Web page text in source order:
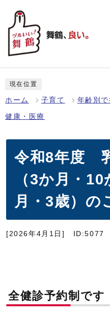
現在位置
ホーム 子育て 年齢別で
健康・医療
令和8年度
（3か月・
月・3歳）の
[2026年4月1日] ID:5077
全健診予約制です